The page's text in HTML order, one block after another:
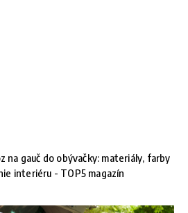
na gauč do obývačky: materiály, farby
interiéru - TOP5 magazín